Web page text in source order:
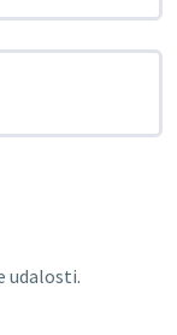
udalosti.